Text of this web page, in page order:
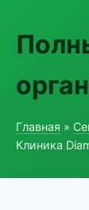
Главная »
Клиника